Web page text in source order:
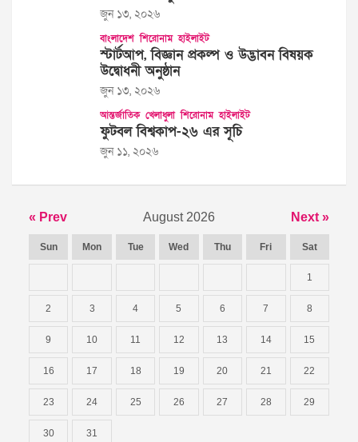
জুন ১৩, ২০২৬
বাংলাদেশ শিরোনাম হাইলাইট
স্টার্টআপ, বিজ্ঞান প্রকল্প ও উদ্ভাবন বিষয়ক
উদ্বোধনী অনুষ্ঠান
জুন ১৩, ২০২৬
আন্তর্জাতিক খেলাধুলা শিরোনাম হাইলাইট
ফুটবল বিশ্বকাপ-২৬ এর সূচি
জুন ১১, ২০২৬
« Prev August 2026 Next »
Sun Mon Tue Wed Thu Fri Sat
1
2 3 4 5 6 7 8
9 10 11 12 13 14 15
16 17 18 19 20 21 22
23 24 25 26 27 28 29
30 31